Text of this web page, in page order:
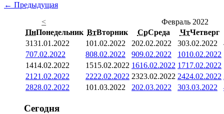
← Предыдущая
<
Февраль 2022
ПнПонедельник ВтВторник СрСреда ЧтЧетверг
3131.01.2022 101.02.2022 202.02.2022 303.02.2022
707.02.2022 808.02.2022 909.02.2022 1010.02.2022
1414.02.2022 1515.02.2022 1616.02.2022 1717.02.2022
21 21.02.2022 2222.02.2022 2323.02.2022 2424.02.2022
2828.02.2022 101.03.2022 202.03.2022 303.03.2022
Сегодня